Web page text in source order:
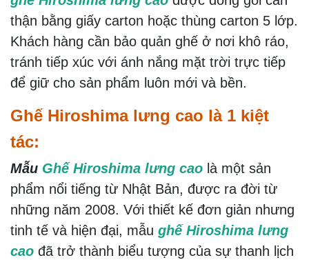
thận bằng giấy carton hoặc thùng carton 5 lớp.
Khách hàng cần bảo quản ghế ở nơi khô ráo,
tránh tiếp xúc với ánh nắng mặt trời trực tiếp
để giữ cho sản phẩm luôn mới và bền.
Ghế Hiroshima lưng cao là 1 kiệt
tác:
Mẫu Ghế Hiroshima lưng cao là một sản
phẩm nổi tiếng từ Nhật Bản, được ra đời từ
những năm 2008. Với thiết kế đơn giản nhưng
tinh tế và hiện đại, mẫu ghế Hiroshima lưng
cao đã trở thành biểu tượng của sự thanh lịch